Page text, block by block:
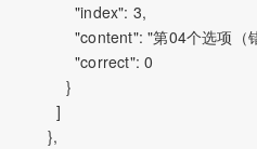
                "index": 3,
"content": "第04个选项
                "correct": 0
              }
            ]
          },